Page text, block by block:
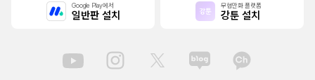
Google Play에서
일반판 설치
무협만화 플랫폼
강툰 설치